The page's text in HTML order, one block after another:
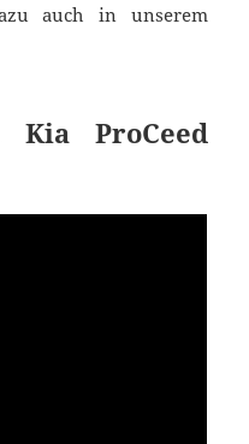
auch in unserem
Kia ProCeed